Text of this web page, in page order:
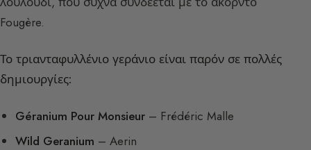
Fougère.
Το τριανταφυλλένιο γεράνιο είναι παρόν σε πολλές
δημιουργίες:
Géranium Pour Monsieur – Frédéric Malle
Wild Geranium – Aerin